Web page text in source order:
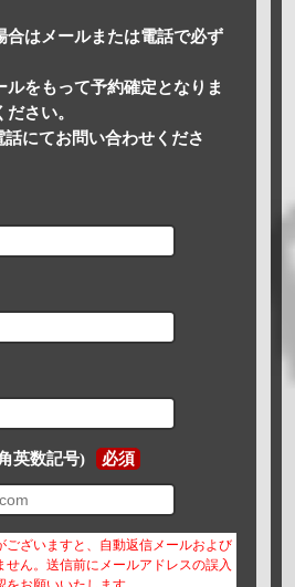
合はメールまたは電話で必ず
ルをもって予約確定となりま
さい。
にてお問い合わせくださ
英数記号) 必須
ございますと、自動返信メールおよび
せん。送信前にメールアドレスの誤入